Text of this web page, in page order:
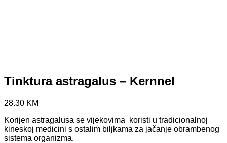
Tinktura astragalus – Kernnel
28.30 KM
Korijen astragalusa se vijekovima koristi u tradicionalnoj
kineskoj medicini s ostalim biljkama za jačanje obrambenog
sistema organizma.